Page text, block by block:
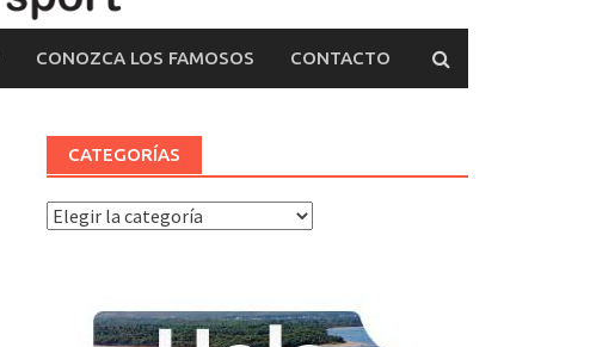
CONOZCA LOS FAMOSOS CONTACTO
CATEGORÍAS
Categorías